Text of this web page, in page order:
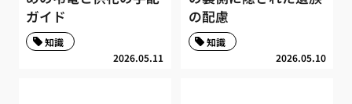
ガイド
2026.05.11
知識
の配慮
2026.05.10
知識